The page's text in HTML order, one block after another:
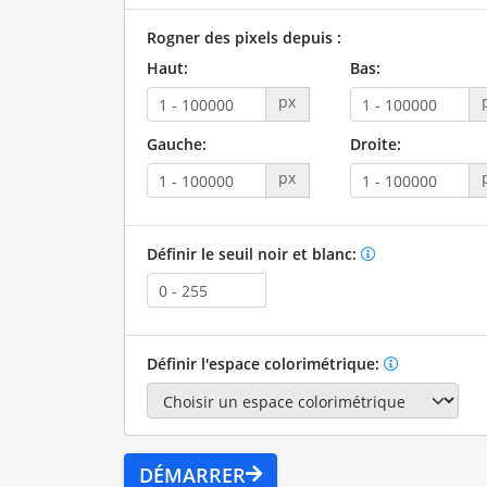
Rogner des pixels depuis :
Haut:
px
Bas:
Gauche:
px
Droite:
Définir le seuil noir et blanc:
Définir l'espace colorimétrique:
DÉMARRER